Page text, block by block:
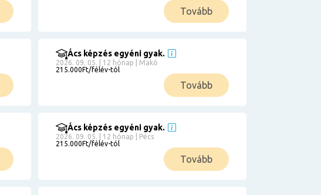
Tovább
Ács képzés egyéni gyak.
2026. 09. 05. | 12 hónap | Makó
215.000Ft/félév-tól
Tovább
Ács képzés egyéni gyak.
2026. 09. 05. | 12 hónap | Pécs
215.000Ft/félév-tól
Tovább